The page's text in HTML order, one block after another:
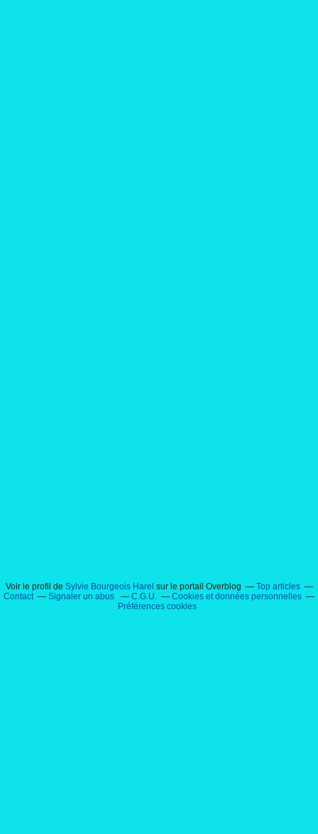
Voir le profil de Sylvie Bourgeois Harel sur le portail Overblog
Top articles
Contact
Signaler un abus C.G.U.
Cookies et données personnelles
Préférences cookies